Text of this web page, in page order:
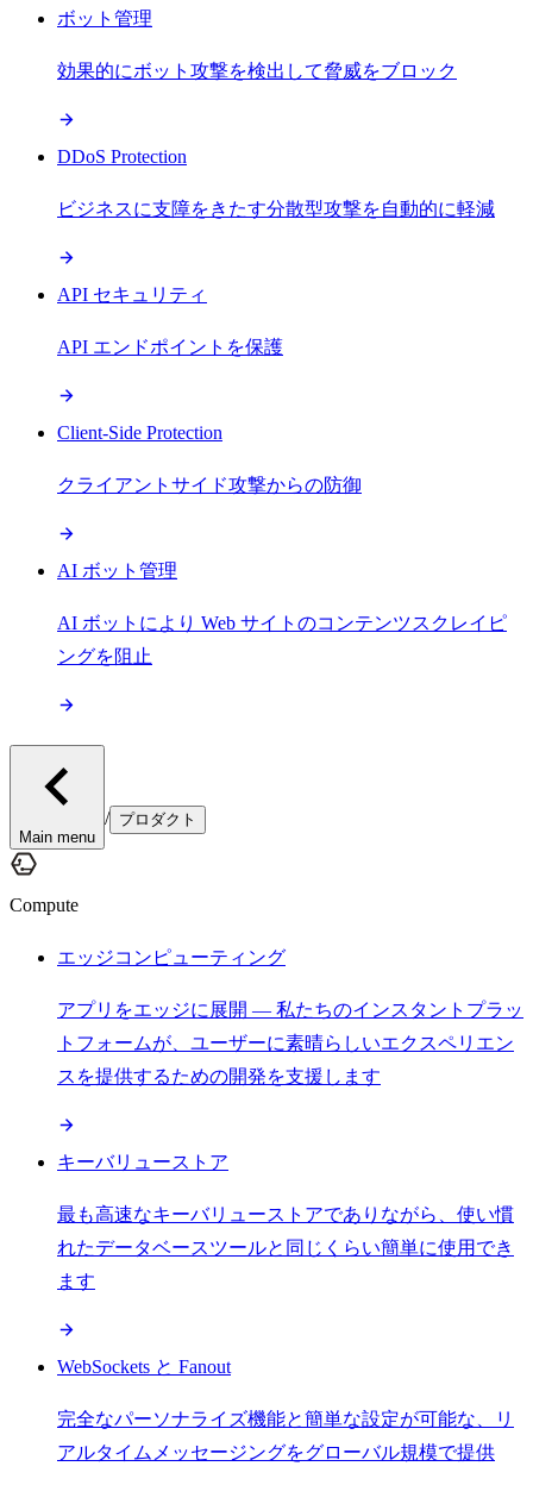
ボット管理
効果的にボット攻撃を検出して脅威をブロック
DDoS Protection
ビジネスに支障をきたす分散型攻撃を自動的に軽減
API セキュリティ
API エンドポイントを保護
Client-Side Protection
クライアントサイド攻撃からの防御
AI ボット管理
AI ボットにより Web サイトのコンテンツスクレイピ
ングを阻止
Main menu
/ プロダクト
Compute
エッジコンピューティング
アプリをエッジに展開 — 私たちのインスタントプラッ
トフォームが、ユーザーに素晴らしいエクスペリエン
スを提供するための開発を支援します
キーバリューストア
最も高速なキーバリューストアでありながら、使い慣
れたデータベースツールと同じくらい簡単に使用でき
ます
WebSockets と Fanout
完全なパーソナライズ機能と簡単な設定が可能な、リ
アルタイムメッセージングをグローバル規模で提供